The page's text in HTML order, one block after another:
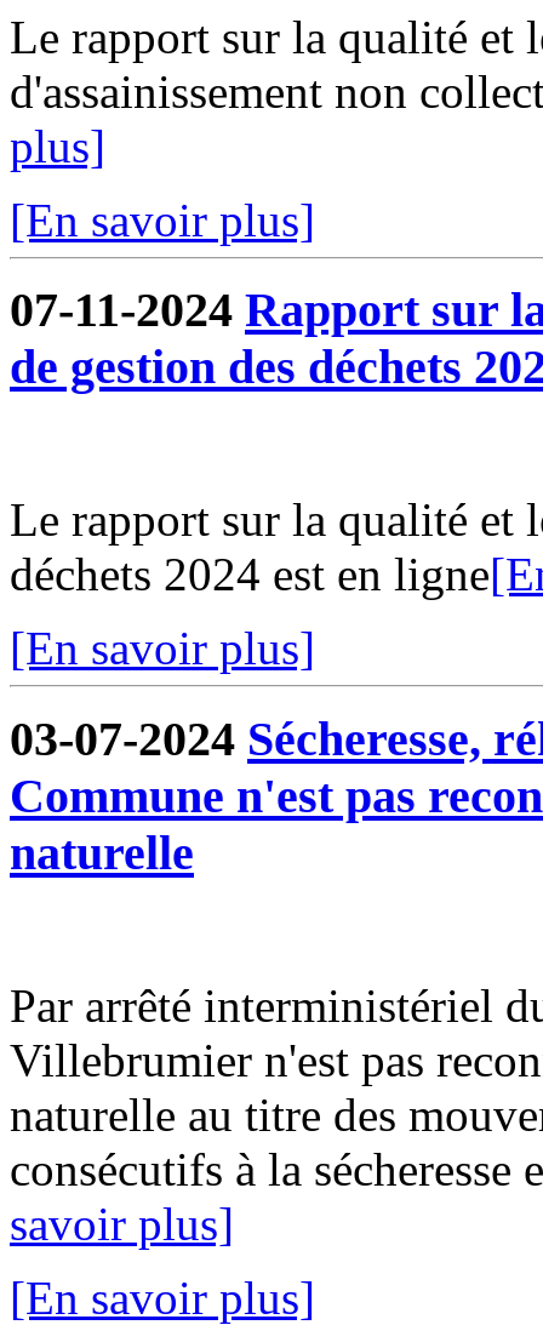
Le rapport sur la qualité et
d'assainissement non
plus]
[En savoir plus]
07-11-2024 Rapport sur
de gestion des déchets
Le rapport sur la qualité et
déchets 2024 est en ligne
[En savoir plus]
03-07-2024 Sécheresse,
Commune n'est pas
naturelle
Par arrêté interministériel
Villebrumier n'est pas
naturelle au titre des
consécutifs à la
savoir plus]
[En savoir plus]